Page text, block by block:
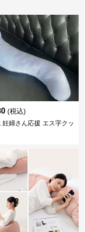
(税込)
妊婦さん応援 エス字クッ